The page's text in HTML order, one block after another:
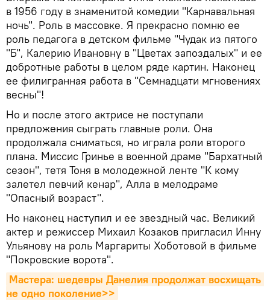
в 1956 году в знаменитой комедии "Карнавальная
ночь". Роль в массовке. Я прекрасно помню ее
роль педагога в детском фильме "Чудак из пятого
"Б", Калерию Ивановну в "Цветах запоздалых" и ее
добротные работы в целом ряде картин. Наконец
ее филигранная работа в "Семнадцати мгновениях
весны"!
Но и после этого актрисе не поступали
предложения сыграть главные роли. Она
продолжала сниматься, но играла роли второго
плана. Миссис Гринье в военной драме "Бархатный
сезон", тетя Тоня в молодежной ленте "К кому
залетел певчий кенар", Алла в мелодраме
"Опасный возраст".
Но наконец наступил и ее звездный час. Великий
актер и режиссер Михаил Козаков пригласил Инну
Ульянову на роль Маргариты Хоботовой в фильме
"Покровские ворота".
Мастера: шедевры Данелия продолжат восхищать
не одно поколение>>